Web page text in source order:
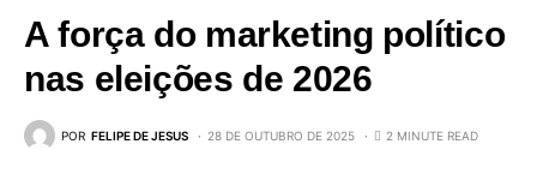
A força do marketing político
nas eleições de 2026
POR FELIPE DE JESUS 28 DE OUTUBRO DE 2025 2 MINUTE READ